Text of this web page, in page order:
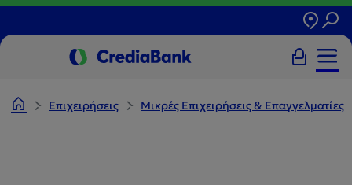
Επιχειρήσεις Μικρές Επιχειρήσεις & Επαγγελματίες